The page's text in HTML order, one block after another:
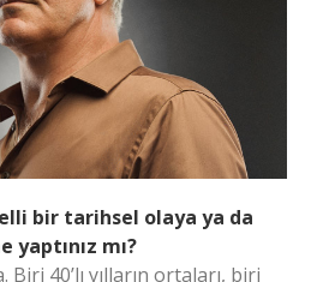
bir tarihsel olaya ya da
mı?
40’lı yılların ortaları, biri